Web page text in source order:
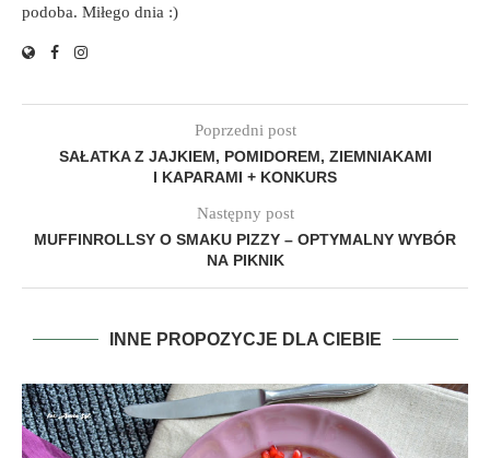
podoba. Miłego dnia :)
Poprzedni post
SAŁATKA Z JAJKIEM, POMIDOREM, ZIEMNIAKAMI
I KAPARAMI + KONKURS
Następny post
MUFFINROLLSY O SMAKU PIZZY – OPTYMALNY WYBÓR
NA PIKNIK
INNE PROPOZYCJE DLA CIEBIE